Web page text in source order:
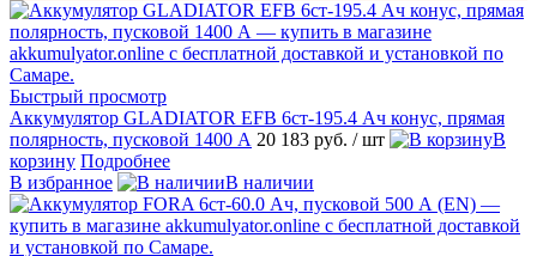
Быстрый просмотр
Аккумулятор GLADIATOR EFB 6ст-195.4 Ач конус, прямая
полярность, пусковой 1400 А 20 183 руб. / шт
В
корзину Подробнее
В избранное
В наличии